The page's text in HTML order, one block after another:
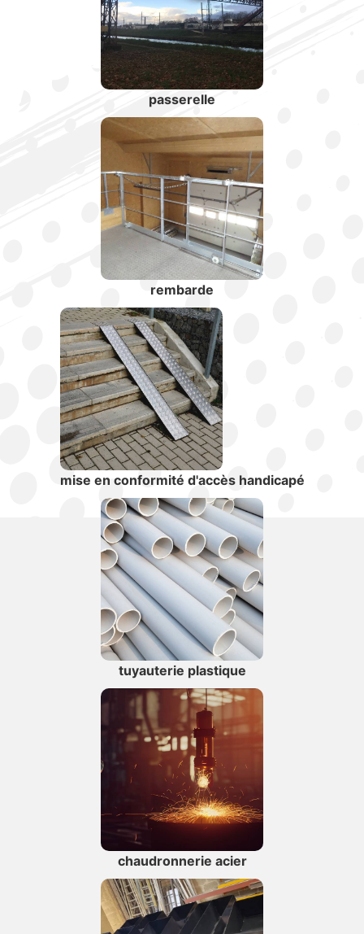
passerelle
rembarde
mise en conformité d'accès handicapé
tuyauterie plastique
chaudronnerie acier